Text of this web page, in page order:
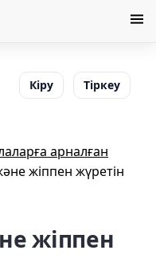
Кіру Тіркеу
арналған
жіппен жүретін
жіппен